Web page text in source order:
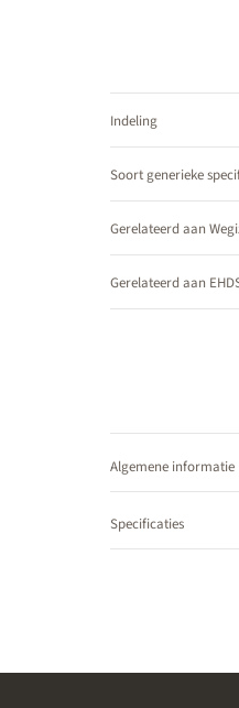
Indeling
Soort generieke
Gerelateerd aan
Gerelateerd aan
Algemene informatie
Specificaties